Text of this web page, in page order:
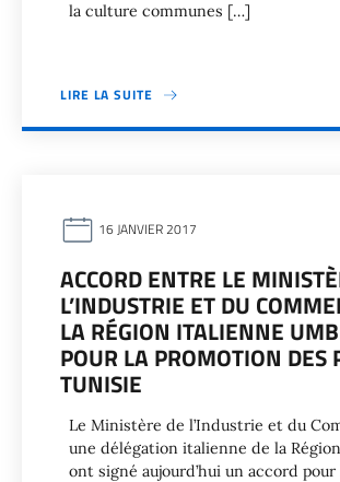
la culture communes […]
LIRE LA SUITE
16 JANVIER 2017
ACCORD ENTRE LE
L’INDUSTRIE ET DU
LA RÉGION ITALIENNE
POUR LA PROMOTION DES
TUNISIE
Le Ministère de l’Industrie et du
une délégation italienne de la
ont signé aujourd’hui un accord pour